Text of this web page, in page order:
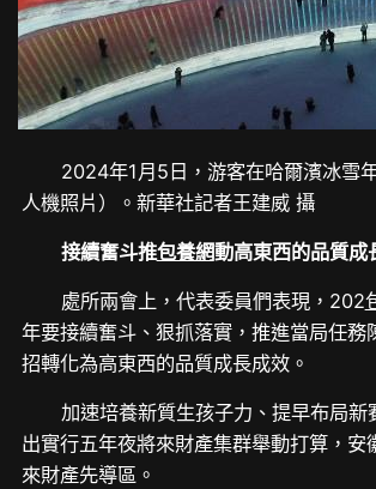
2024年1月5日，游客在哈爾濱冰雪
人機照片）。新華社記者王建威 攝
接續奮斗推包養網動高東西的品質成
處所兩會上，代表委員們表現，202
年要接續奮斗、狠抓落實，推進當局任務
招轉化為高東西的品質成長成效。
加速培養新質生孩子力、提早布局新
出實行五年夜將來財產集群舉動打算，安
來財產先導區。